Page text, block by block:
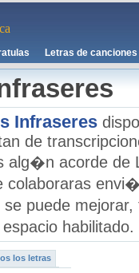
Letras de canciones
Infraseres
de
alg�n acorde de
colaboraras
puede
habilitado.
los letras